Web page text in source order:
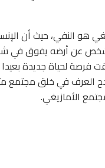
هو النفي، حيث أن
الشخص عن أرضه يفوق في
فرصة لحياة جديدة
العرف في خلق مجتمع
الأمازيغي.